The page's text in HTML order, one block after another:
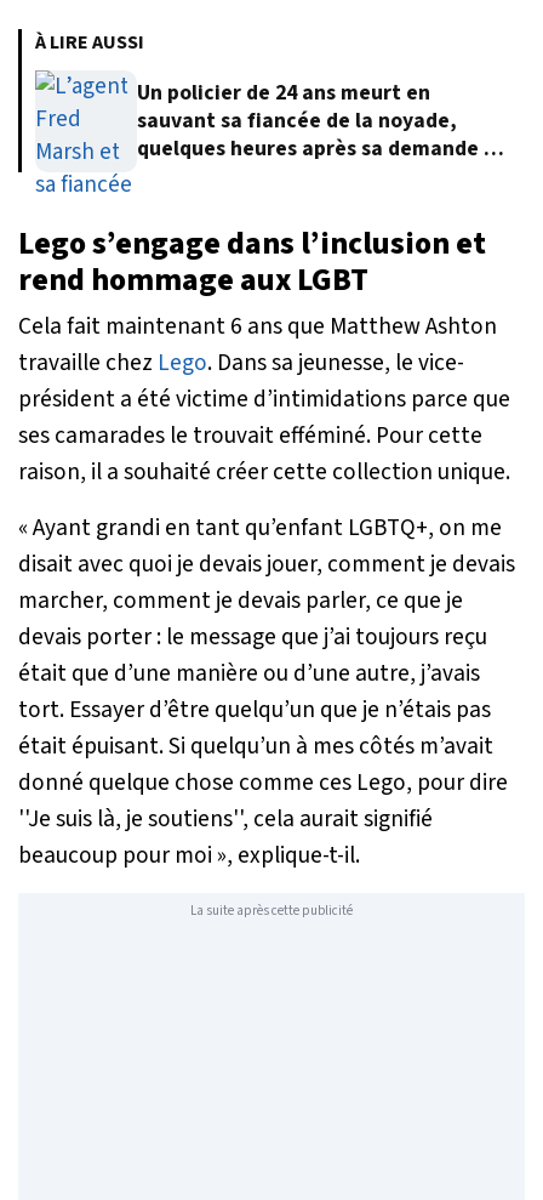
À LIRE AUSSI
Un policier de 24 ans meurt en
sauvant sa fiancée de la noyade,
quelques heures après sa demande en
Lego s’engage dans l’inclusion et
rend hommage aux LGBT
Cela fait maintenant 6 ans que Matthew Ashton
travaille chez Lego. Dans sa jeunesse, le vice-
président a été victime d’intimidations parce que
ses camarades le trouvait efféminé. Pour cette
raison, il a souhaité créer cette collection unique.
« Ayant grandi en tant qu’enfant LGBTQ+, on me
disait avec quoi je devais jouer, comment je devais
marcher, comment je devais parler, ce que je
devais porter : le message que j’ai toujours reçu
était que d’une manière ou d’une autre, j’avais
tort. Essayer d’être quelqu’un que je n’étais pas
était épuisant. Si quelqu’un à mes côtés m’avait
donné quelque chose comme ces Lego, pour dire
''Je suis là, je soutiens'', cela aurait signifié
beaucoup pour moi », explique-t-il.
La suite après cette publicité